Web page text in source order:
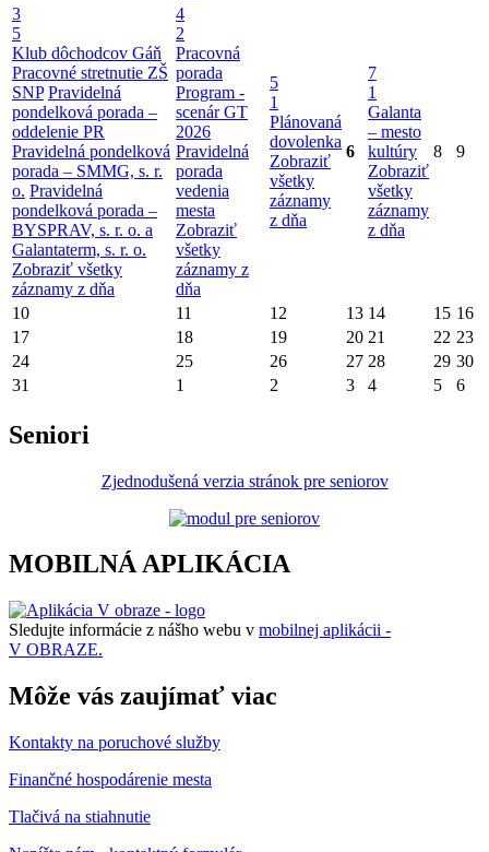
3
5
Klub dôchodcov Gáň
Pracovné stretnutie ZŠ
SNP Pravidelná
pondelková porada –
oddelenie PR
Pravidelná pondelková
porada – SMMG, s. r.
o. Pravidelná
pondelková porada –
BYSPRAV, s. r. o. a
Galantaterm, s. r. o.
Zobraziť všetky
záznamy z dňa
4
2
Pracovná
porada
Program -
scenár GT
2026
Pravidelná
porada
vedenia
mesta
Zobraziť
všetky
záznamy z
dňa
5
1
Plánovaná
dovolenka
Zobraziť
všetky
záznamy
z dňa
6
7
1
Galanta
– mesto
kultúry
Zobraziť
všetky
záznamy
z dňa
8 9
10 11 12 13 14 15 16
17
18 19 20 21 22 23
24
25 26 27 28 29 30
31
1 2 3 4 5 6
Seniori
Zjednodušená verzia stránok pre seniorov
MOBILNÁ APLIKÁCIA
Sledujte informácie z nášho webu v mobilnej aplikácii -
V OBRAZE.
Môže vás zaujímať viac
Kontakty na poruchové služby
Finančné hospodárenie mesta
Tlačivá na stiahnutie